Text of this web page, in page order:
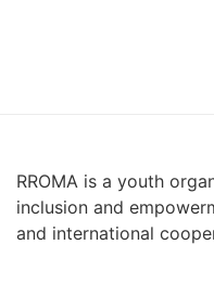
RROMA is a youth
inclusion and
and international